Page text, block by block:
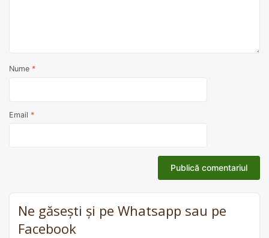
Nume *
Email *
Ne găsești și pe Whatsapp sau pe
Facebook